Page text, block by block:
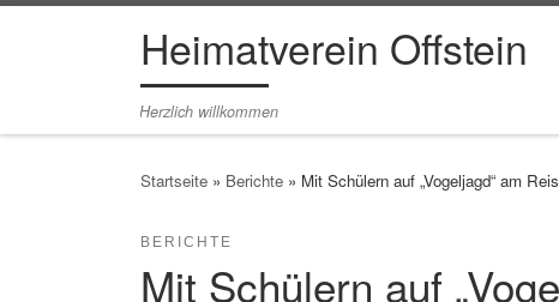
Zum Inhalt springenHeimatverein Offstein
Herzlich willkommen
Startseite » Berichte » Mit Schülern auf „Vogeljagd“ am
BERICHTE
Mit Schülern auf